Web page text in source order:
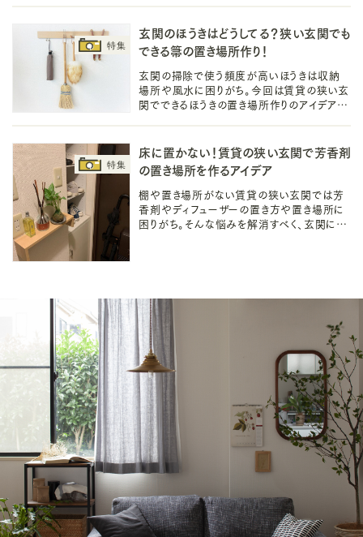
玄関のほうきはどうしてる？狭い玄関でも
できる箒の置き場所作り！
玄関の掃除で使う頻度が高いほうきは収納
場所や風水に困りがち。今回は賃貸の狭い玄
関でできるほうきの置き場所作りのアイデアを
う！
床に置かない！賃貸の狭い玄関で芳香剤
の置き場所を作るアイデア
棚や置き場所がない賃貸の狭い玄関では芳
香剤やディフューザーの置き方や置き場所に
困りがち。そんな悩みを解消すべく、玄関に芳